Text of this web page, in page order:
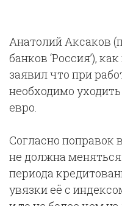
Анатолий Аксаков
банков ‘Россия’),
заявил что при
необходимо
евро.
Согласно поправок
не должна
периода
увязки её с